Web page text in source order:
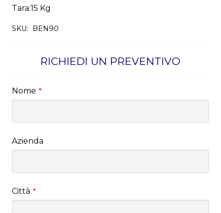
Tara:15 Kg
SKU: BEN90
RICHIEDI UN PREVENTIVO
Nome *
Azienda
Città *